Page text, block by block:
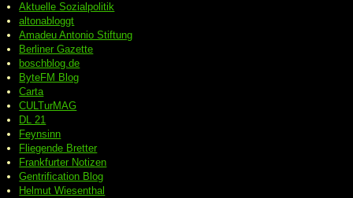
Aktuelle Sozialpolitik
altonabloggt
Amadeu Antonio Stiftung
Berliner Gazette
boschblog.de
ByteFM Blog
Carta
CULTurMAG
DL 21
Feynsinn
Fliegende Bretter
Frankfurter Notizen
Gentrification Blog
Helmut Wiesenthal